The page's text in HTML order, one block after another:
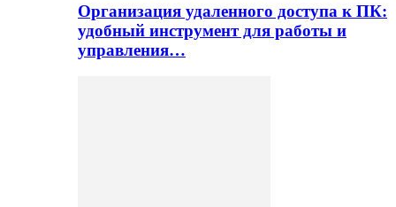
Организация удаленного доступа к ПК:
удобный инструмент для работы и
управления…